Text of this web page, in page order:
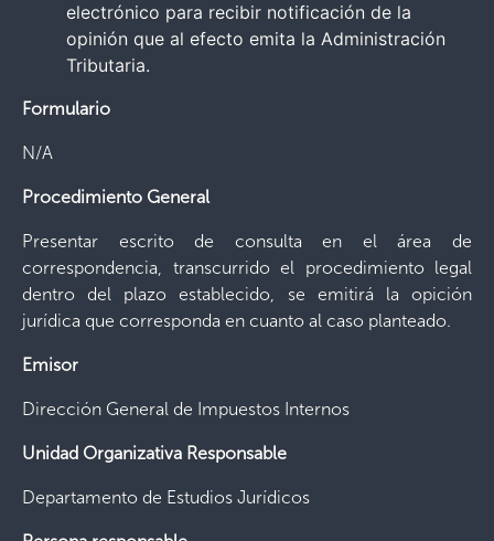
electrónico para recibir notificación de la
opinión que al efecto emita la Administración
Tributaria.
Formulario
N/A
Procedimiento General
Presentar escrito de consulta en el área de
correspondencia, transcurrido el procedimiento legal
dentro del plazo establecido, se emitirá la opición
jurídica que corresponda en cuanto al caso planteado.
Emisor
Dirección General de Impuestos Internos
Unidad Organizativa Responsable
Departamento de Estudios Jurídicos